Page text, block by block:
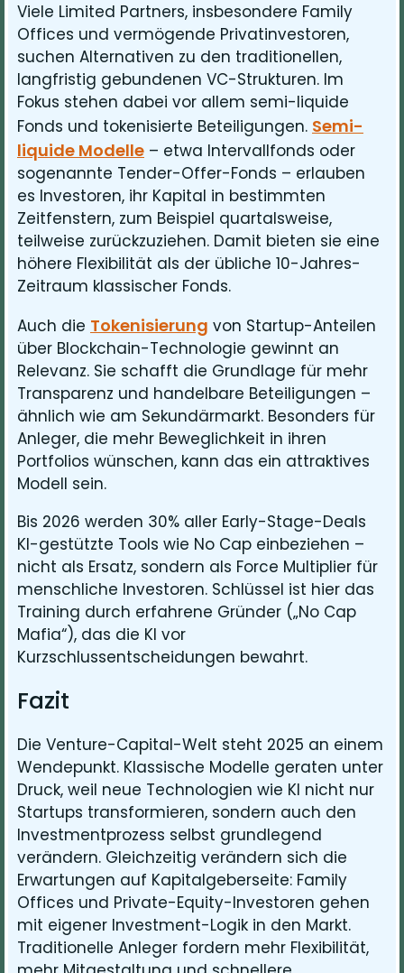
Viele Limited Partners, insbesondere Family
Offices und vermögende Privatinvestoren,
suchen Alternativen zu den traditionellen,
langfristig gebundenen VC-Strukturen. Im
Fokus stehen dabei vor allem semi-liquide
Fonds und tokenisierte Beteiligungen. Semi-
liquide Modelle – etwa Intervallfonds oder
sogenannte Tender-Offer-Fonds – erlauben
es Investoren, ihr Kapital in bestimmten
Zeitfenstern, zum Beispiel quartalsweise,
teilweise zurückzuziehen. Damit bieten sie eine
höhere Flexibilität als der übliche 10-Jahres-
Zeitraum klassischer Fonds.
Auch die Tokenisierung von Startup-Anteilen
über Blockchain-Technologie gewinnt an
Relevanz. Sie schafft die Grundlage für mehr
Transparenz und handelbare Beteiligungen –
ähnlich wie am Sekundärmarkt. Besonders für
Anleger, die mehr Beweglichkeit in ihren
Portfolios wünschen, kann das ein attraktives
Modell sein.
Bis 2026 werden 30% aller Early-Stage-Deals
KI-gestützte Tools wie No Cap einbeziehen –
nicht als Ersatz, sondern als Force Multiplier für
menschliche Investoren. Schlüssel ist hier das
Training durch erfahrene Gründer („No Cap
Mafia“), das die KI vor
Kurzschlussentscheidungen bewahrt.
Fazit
Die Venture-Capital-Welt steht 2025 an einem
Wendepunkt. Klassische Modelle geraten unter
Druck, weil neue Technologien wie KI nicht nur
Startups transformieren, sondern auch den
Investmentprozess selbst grundlegend
verändern. Gleichzeitig verändern sich die
Erwartungen auf Kapitalgeberseite: Family
Offices und Private-Equity-Investoren gehen
mit eigener Investment-Logik in den Markt.
Traditionelle Anleger fordern mehr Flexibilität,